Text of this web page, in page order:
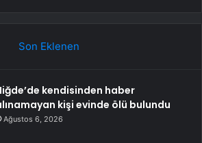
Son Eklenen
kendisinden haber
kişi evinde ölü bulundu
Ağustos 6, 2026